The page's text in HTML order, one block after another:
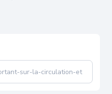
sur-la-circulation-et-